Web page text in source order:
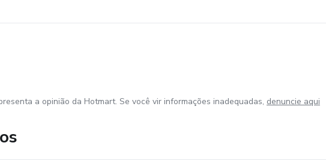
a opinião da Hotmart. Se você vir informações inadequadas, denuncie aqui